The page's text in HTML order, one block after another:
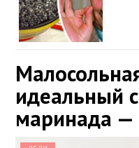
идеальный
маринада —